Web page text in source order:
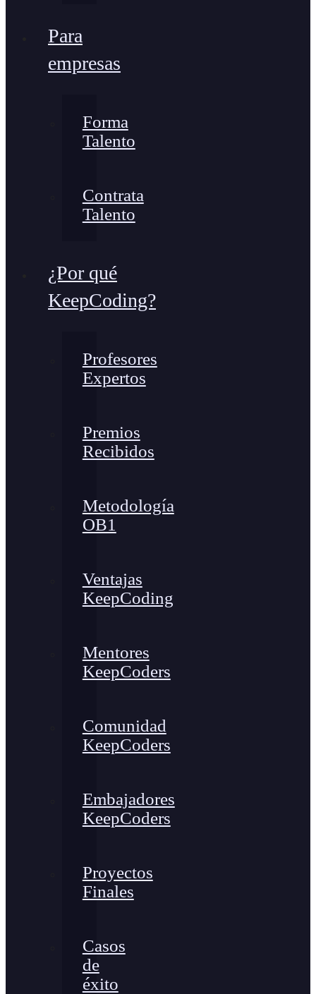
Para
empresas
Forma
Talento
Contrata
Talento
¿Por qué
KeepCoding?
Profesores
Expertos
Premios
Recibidos
Metodología
OB1
Ventajas
KeepCoding
Mentores
KeepCoders
Comunidad
KeepCoders
Embajadores
KeepCoders
Proyectos
Finales
Casos
de
éxito